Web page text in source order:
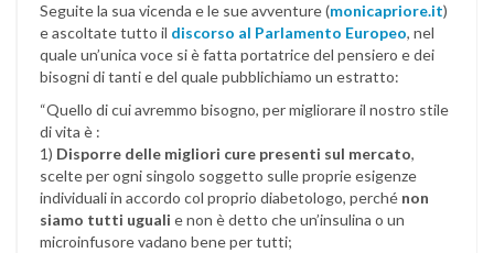
Seguite la sua vicenda e le sue avventure (monicapriore.it)
e ascoltate tutto il discorso al Parlamento Europeo, nel
quale un’unica voce si è fatta portatrice del pensiero e dei
bisogni di tanti e del quale pubblichiamo un estratto:
“Quello di cui avremmo bisogno, per migliorare il nostro stile
di vita è :
1) Disporre delle migliori cure presenti sul mercato,
scelte per ogni singolo soggetto sulle proprie esigenze
individuali in accordo col proprio diabetologo, perché non
siamo tutti uguali e non è detto che un’insulina o un
microinfusore vadano bene per tutti;